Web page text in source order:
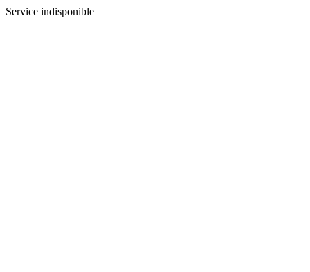
Service indisponible